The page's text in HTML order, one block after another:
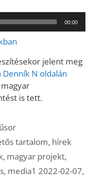
00:00
jelent meg
N oldalán
is tett.
tartalom, hírek
, magyar projekt,
, media1 2022-02-07,